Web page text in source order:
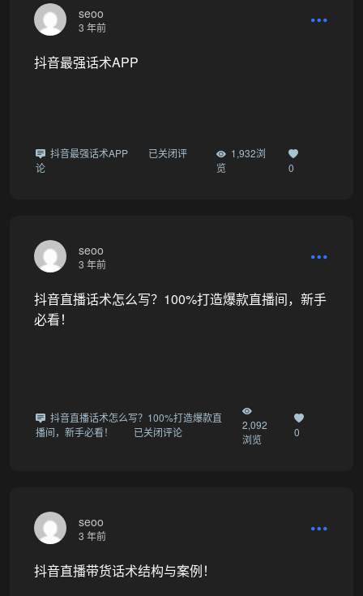
seoo
3 年前
抖音最强话术APP
抖音最强话术APP
已关闭评
论
1,932浏
览
0
seoo
3 年前
抖音直播话术怎么写？100%打造爆款直播间，新手
必看！
抖音直播话术怎么写？100%打造爆款直
播间，新手必看！
已关闭评论
2,092
浏览
0
seoo
3 年前
抖音直播带货话术结构与案例！